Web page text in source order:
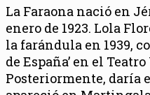
La Faraona nació en
enero de 1923. Lola
la farándula en 1939,
de España’ en el
Posteriormente, daría